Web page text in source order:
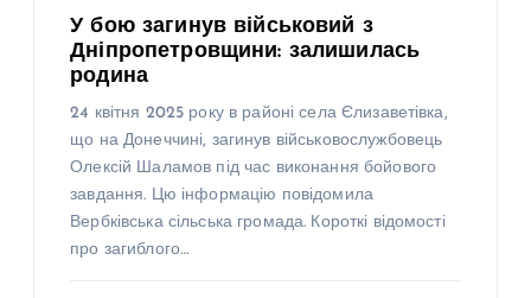
У бою загинув військовий з
Дніпропетровщини: залишилась
родина
24 квітня 2025 року в районі села Єлизаветівка,
що на Донеччині, загинув військовослужбовець
Олексій Шаламов під час виконання бойового
завдання. Цю інформацію повідомила
Вербківська сільська громада. Короткі відомості
про загиблого…